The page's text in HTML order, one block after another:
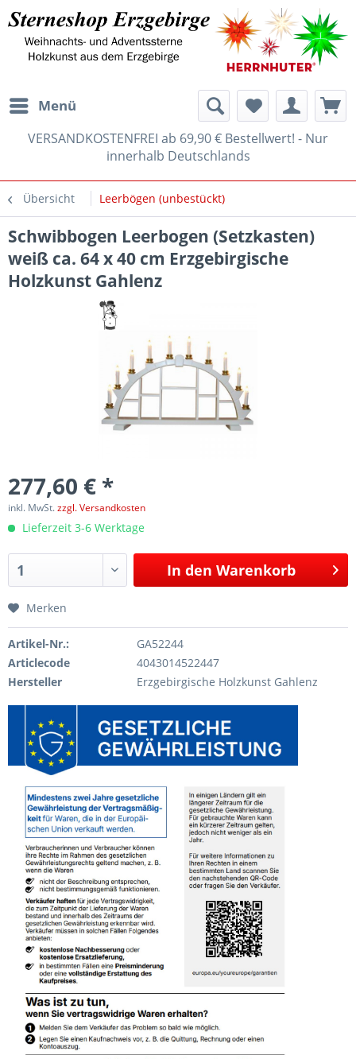
Menü
VERSANDKOSTENFREI ab 69,90 € Bestellwert! - Nur
innerhalb Deutschlands
Übersicht Leerbögen (unbestückt)
Schwibbogen Leerbogen (Setzkasten)
weiß ca. 64 x 40 cm Erzgebirgische
Holzkunst Gahlenz
277,60 € *
inkl. MwSt.zzgl. Versandkosten
Lieferzeit 3-6 Werktage
In den Warenkorb
Merken
Artikel-Nr.:
GA52244
Articlecode
4043014522447
Hersteller
Erzgebirgische Holzkunst Gahlenz